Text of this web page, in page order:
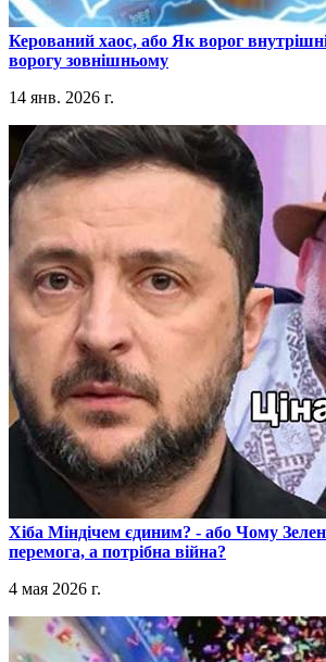
​Керований хаос, або Як ворог
ворогу зовнішньому
14 янв. 2026 г.
​Хіба Міндічем єдиним? - або Чому
перемога, а потрібна війна?
4 мая 2026 г.